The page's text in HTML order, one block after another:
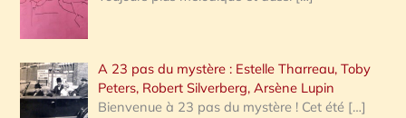
A 23 pas du mystère : Estelle Tharreau, Toby
Peters, Robert Silverberg, Arsène Lupin
Bienvenue à 23 pas du mystère ! Cet été […]